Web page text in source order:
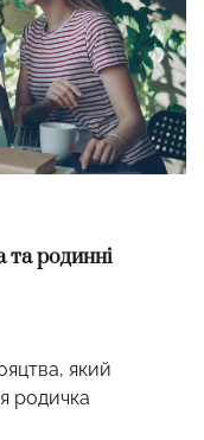
та родинні
який
родичка